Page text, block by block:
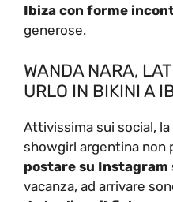
Ibiza con forme
generose.
WANDA NARA,
URLO IN BIKINI A
Attivissima sui social,
showgirl argentina non
postare su Instagram
vacanza, ad arrivare